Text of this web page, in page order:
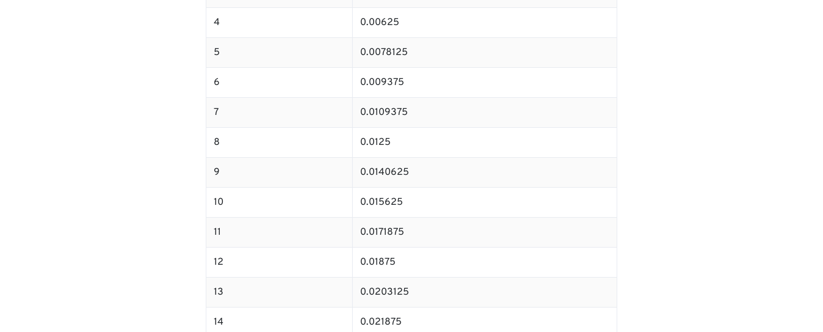
4 0.00625
5 0.0078125
6 0.009375
7 0.0109375
8 0.0125
9 0.0140625
10 0.015625
11 0.0171875
12 0.01875
13 0.0203125
14 0.021875